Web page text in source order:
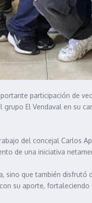
participación de
El Vendaval en su
del concejal Carlos
de una iniciativa
que también
su aporte,